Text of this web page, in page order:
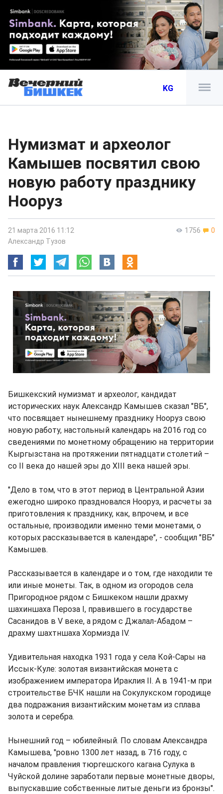
KG
Нумизмат и археолог
Камышев посвятил свою
новую работу празднику
Нооруз
1756 0
21 марта 2016 11:12
Александр Тузов
Бишкекский нумизмат и археолог, кандидат
исторических наук Александр Камышев сказал "ВБ",
что посвящает нынешнему празднику Нооруз свою
новую работу, настольный календарь на 2016 год со
сведениями по монетному обращению на территории
Кыргызстана на протяжении пятнадцати столетий –
со II века до нашей эры до XIII века нашей эры.
"Дело в том, что в этот период в Центральной Азии
ежегодно широко праздновался Нооруз, и расчеты за
приготовления к празднику, как, впрочем, и все
остальные, производили именно теми монетами, о
которых рассказывается в календаре", - сообщил "ВБ"
Камышев.
Рассказывается в календаре и о том, где находили те
или иные монеты. Так, в одном из огородов села
Пригородное рядом с Бишкеком нашли драхму
шахиншаха Пероза I, правившего в государстве
Сасанидов в V веке, а рядом с Джалал-Абадом –
драхму шахтншаха Хормизда IV.
Удивительная находка 1931 года у села Кой-Сары на
Иссык-Куле: золотая византийская монета с
изображением императора Ираклия II. А в 1941-м при
строительстве БЧК нашли на Сокулукском городище
два подражания византийским монетам из сплава
золота и серебра.
Нынешний год – юбилейный. По словам Александра
Камышева, "ровно 1300 лет назад, в 716 году, с
началом правления тюргешского кагана Сулука в
Чуйской долине заработали первые монетные дворы,
выпускавшие собственные литые деньги из бронзы".